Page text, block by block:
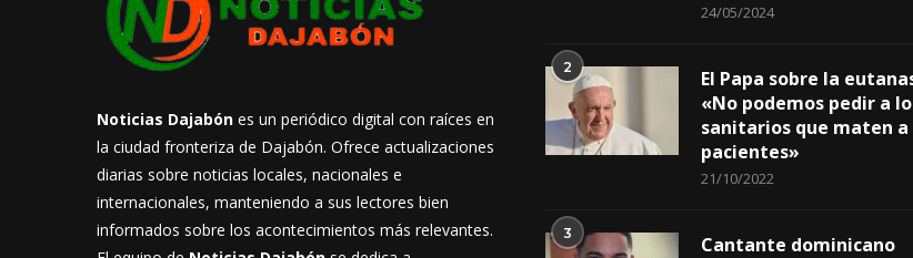
Noticias Dajabón es un periódico digital con raíces en
la ciudad fronteriza de Dajabón. Ofrece actualizaciones
diarias sobre noticias locales, nacionales e
internacionales, manteniendo a sus lectores bien
informados sobre los acontecimientos más relevantes.
24/05/2024
2
El Papa sobre la
«No podemos pedir a
sanitarios que maten a
pacientes»
21/10/2022
3
Cantante dominicano